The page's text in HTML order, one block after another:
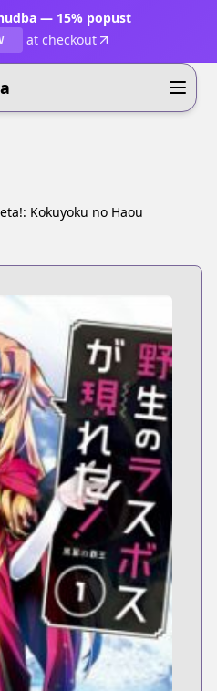
— 15% popust
at checkout
Kokuyoku no Haou